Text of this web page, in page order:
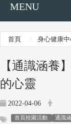
MENU
首頁 身心健康
【通識涵養
的心靈
2022-04-06
首頁校園活動 通識